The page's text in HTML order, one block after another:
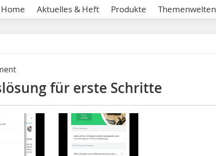
Home Aktuelles & Heft Produkte Themenwelten
für erste Schritte